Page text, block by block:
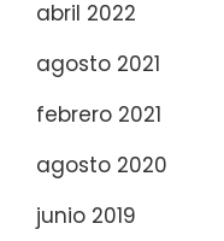
abril 2022
agosto 2021
febrero 2021
agosto 2020
junio 2019